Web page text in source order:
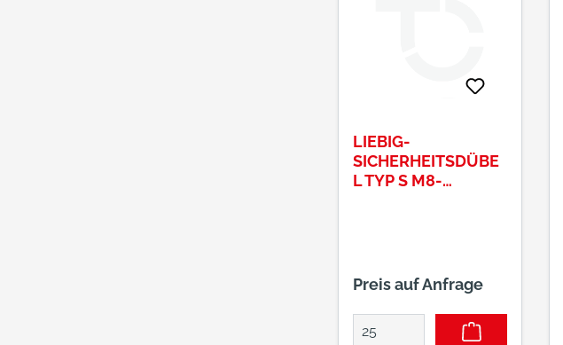
LIEBIG-
SICHERHEITSDÜBE
L TYP S M8-
Preis auf Anfrage